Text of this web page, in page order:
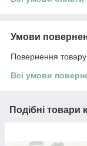
Умови
Повернення
Всі умови
Подібні товари